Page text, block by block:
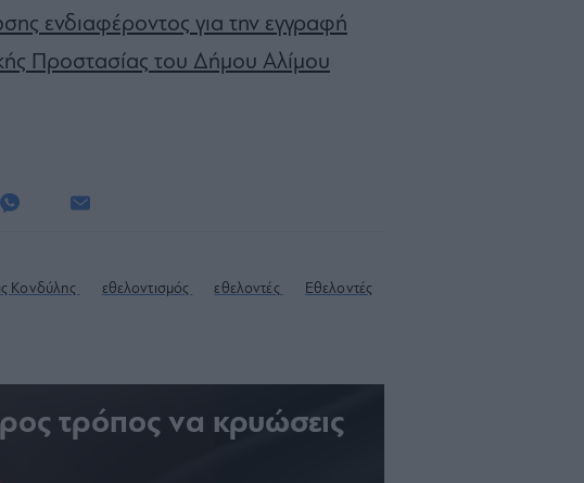
ενδιαφέροντος για την εγγραφή
Προστασίας του Δήμου Αλίμου
Κονδύλης εθελοντισμός εθελοντές Εθελοντές
τρόπος να κρυώσεις